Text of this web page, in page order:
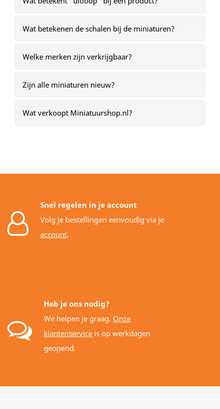
Wat betekenen de schalen bij de miniaturen?
Welke merken zijn verkrijgbaar?
Zijn alle miniaturen nieuw?
Wat verkoopt Miniatuurshop.nl?
Snel regelen in je account
Volg je bestellingen eenvoudig via je
account.
Heb je ons nodig?
We helpen je graag. Onze
klantenservice is op werkdagen
geopend.